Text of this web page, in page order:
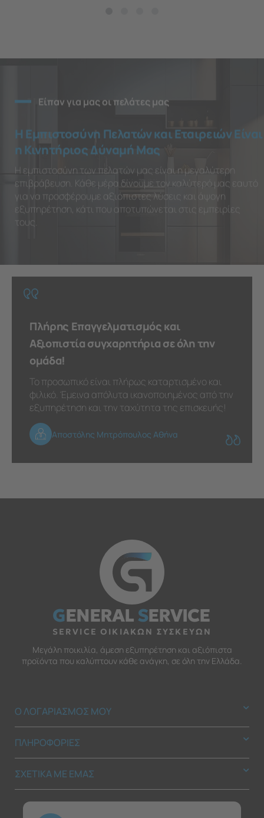
Είπαν για μας οι πελάτες μας
Η Εμπιστοσύνη Πελατών και Εταιρειών Είναι
η Κινητήριος Δύναμή Μας
Η εμπιστοσύνη των πελατών μας είναι η μεγαλύτερη
επιβράβευση. Κάθε μέρα δίνουμε τον καλύτερό μας εαυτό
για να προσφέρουμε αξιόπιστες λύσεις και άψογη
εξυπηρέτηση, κάτι που αποτυπώνεται στις εμπειρίες
τους.
Πλήρης Επαγγελματισμός και
Αξιοπιστία συγχαρητήρια σε όλη την
ομάδα!
Το προσωπικό είναι πλήρως καταρτισμένο και
φιλικό. Έμεινα απόλυτα ικανοποιημένος από την
εξυπηρέτηση και την ταχύτητα της επισκευής!
Αποστόλης Μητρόπουλος Αθήνα
GENERALSERVICE
SERVICE ΟΙΚΙΑΚΩΝ ΣΥΣΚΕΥΩΝ
Μεγάλη ποικιλία, άμεση εξυπηρέτηση και αξιόπιστα
προϊόντα που καλύπτουν κάθε ανάγκη, σε όλη την Ελλάδα.
Ο ΛΟΓΑΡΙΑΣΜΟΣ ΜΟΥ
ΠΛΗΡΟΦΟΡΙΕΣ
ΣΧΕΤΙΚΑ ΜΕ ΕΜΑΣ